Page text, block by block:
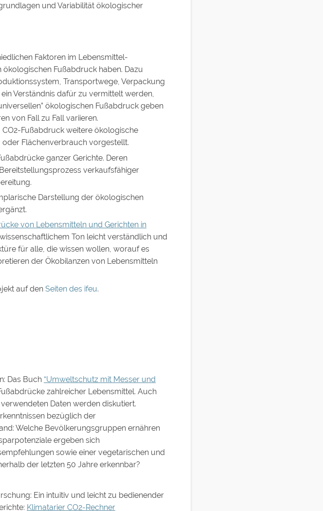
und Variabilität ökologischer
Faktoren im Lebensmittel-
Fußabdruck haben. Dazu
Transportwege, Verpackung
Verständnis dafür zu vermittelt werden,
ökologischen Fußabdruck geben
von Fall zu Fall variieren.
Fußabdruck weitere ökologische
oder Flächenverbrauch vorgestellt.
ganzer Gerichte. Deren
verkaufsfähiger
Darstellung der ökologischen
von Lebensmitteln und Gerichten in
Ton leicht verständlich und
für alle, die wissen wollen, worauf es
der Ökobilanzen von Lebensmitteln
auf den Seiten des ifeu.
Das Buch “Umweltschutz mit Messer und
zahlreicher Lebensmittel. Auch
Daten werden diskutiert.
bezüglich der
Welche Bevölkerungsgruppen ernähren
ergeben sich
sowie einer vegetarischen und
der letzten 50 Jahre erkennbar?
Ein intuitiv und leicht zu bedienender
Klimatarier CO2-Rechner